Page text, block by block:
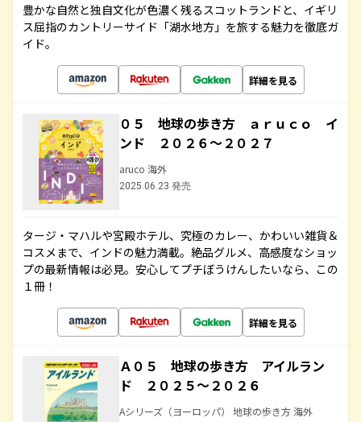
豊かな自然と独自文化が色濃く残るスコットランドと、イギリ
ス屈指のカントリーサイド「湖水地方」を旅する魅力を徹底ガ
イド。
詳細を見る
０５ 地球の歩き方 ａｒｕｃｏ イ
ンド ２０２６～２０２７
aruco 海外
2025.06.23 発売
タージ・マハルや宮殿ホテル、究極のカレー、かわいい雑貨＆
コスメまで、インドの魅力満載。絶品グルメ、高感度なショッ
プの最新情報は必見。安心してプチぼうけんしたいなら、この
１冊！
詳細を見る
Ａ０５ 地球の歩き方 アイルラン
ド ２０２５～２０２６
Aシリーズ（ヨーロッパ） 地球の歩き方 海外